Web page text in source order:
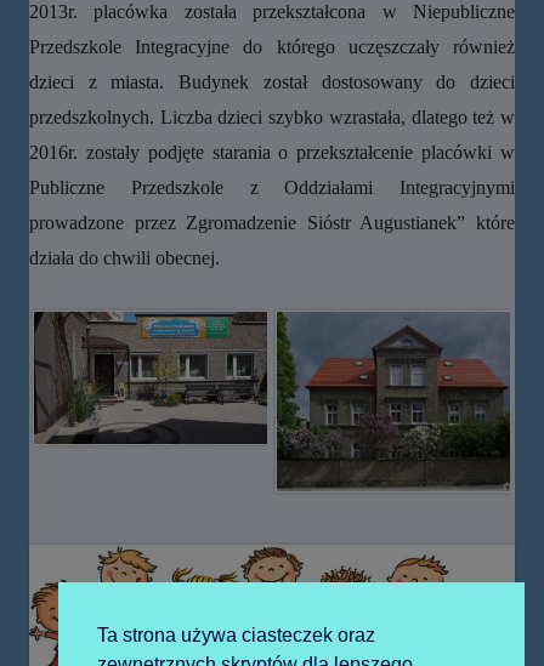
2013r. placówka została przekształcona w Niepubliczne
Przedszkole Integracyjne do którego uczęszczały również
dzieci z miasta. Budynek został dostosowany do dzieci
przedszkolnych. Liczba dzieci szybko wzrastała, dlatego też w
2016r. zostały podjęte starania o przekształcenie placówki w
Publiczne Przedszkole z Oddziałami Integracyjnymi
prowadzone przez Zgromadzenie Sióstr Augustianek” które
działa do chwili obecnej.
Ta strona używa ciasteczek oraz